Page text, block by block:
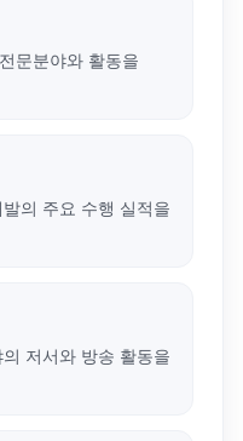
문분야와 활동을
의 주요 수행 실적을
저서와 방송 활동을